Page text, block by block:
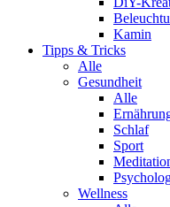
Kamin
Tipps & Tricks
Alle
Gesundheit
Alle
Schlaf
Sport
Wellness